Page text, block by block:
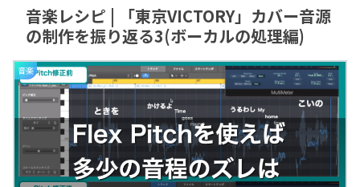
音楽レシピ | 「東京VICTORY」カバー音源
の制作を振り返る3(ボーカルの処理編)
音楽